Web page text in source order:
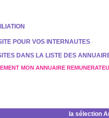
POUR VOS INTERNAUTES
DANS LA LISTE DES
MON ANNUAIRE
la sélection